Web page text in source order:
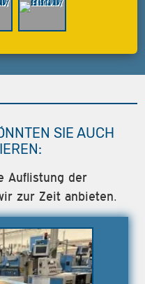
SIE AUCH
Auflistung der
zur Zeit anbieten.